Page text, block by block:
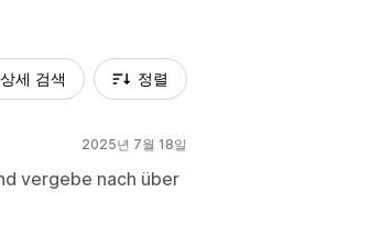
상세 검색 정렬
2025년 7월 18일
vergebe nach über